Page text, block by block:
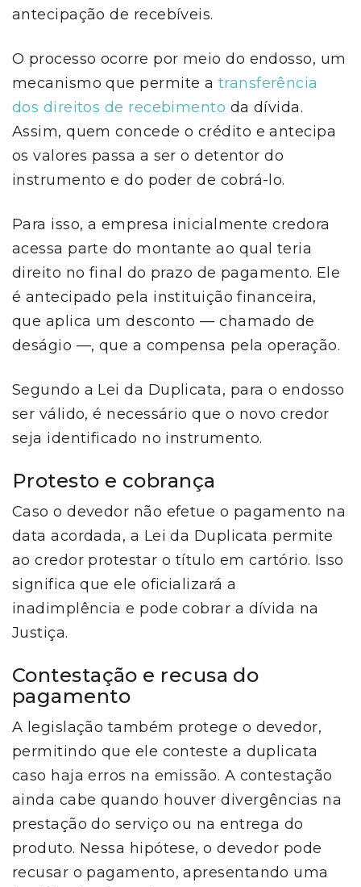
antecipação de recebíveis.
O processo ocorre por meio do endosso, um
mecanismo que permite a transferência
dos direitos de recebimento da dívida.
Assim, quem concede o crédito e antecipa
os valores passa a ser o detentor do
instrumento e do poder de cobrá-lo.
Para isso, a empresa inicialmente credora
acessa parte do montante ao qual teria
direito no final do prazo de pagamento. Ele
é antecipado pela instituição financeira,
que aplica um desconto — chamado de
deságio —, que a compensa pela operação.
Segundo a Lei da Duplicata, para o endosso
ser válido, é necessário que o novo credor
seja identificado no instrumento.
Protesto e cobrança
Caso o devedor não efetue o pagamento na
data acordada, a Lei da Duplicata permite
ao credor protestar o título em cartório. Isso
significa que ele oficializará a
inadimplência e pode cobrar a dívida na
Justiça.
Contestação e recusa do
pagamento
A legislação também protege o devedor,
permitindo que ele conteste a duplicata
caso haja erros na emissão. A contestação
ainda cabe quando houver divergências na
prestação do serviço ou na entrega do
produto. Nessa hipótese, o devedor pode
recusar o pagamento, apresentando uma